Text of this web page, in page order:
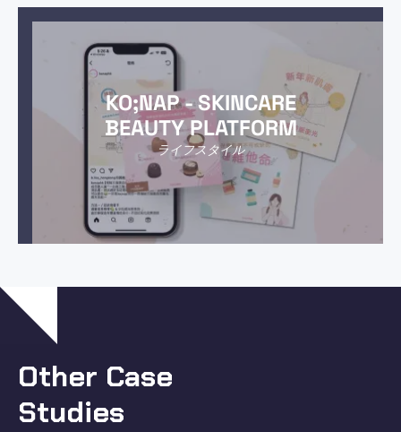
KO;NAP - SKINCARE
BEAUTY PLATFORM
ライフスタイル
Other Case
Studies